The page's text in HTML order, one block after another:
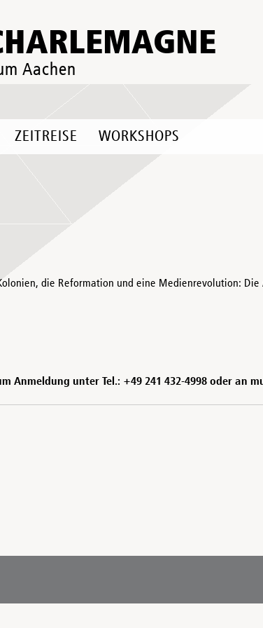
Aachen
ZEITREISE WORKSHOPS
die Reformation und eine Medienrevolution:
Anmeldung unter Tel.: +49 241 432-4998 oder an